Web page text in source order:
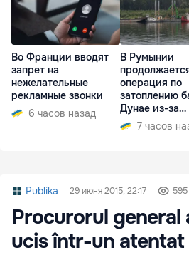
Во Франции вводят
запрет на
нежелательные
рекламные звонки
6 часов назад
В Румынии
операция по
затоплению
Дунае из-за
ситуации на
7 часов
Publika 29 июня 2015, 22:17 595
Procurorul general
ucis într-un